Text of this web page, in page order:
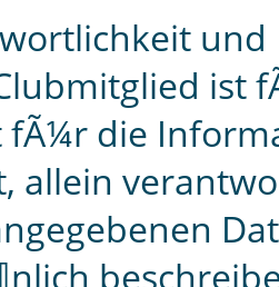
ist
die
allein